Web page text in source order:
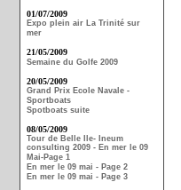
01/07/2009
Expo plein air La Trinité sur
mer
21/05/2009
Semaine du Golfe 2009
20/05/2009
Grand Prix Ecole Navale -
Sportboats
Spotboats suite
08/05/2009
Tour de Belle Ile- Ineum
consulting 2009 - En mer le 09
Mai-Page 1
En mer le 09 mai - Page 2
En mer le 09 mai - Page 3